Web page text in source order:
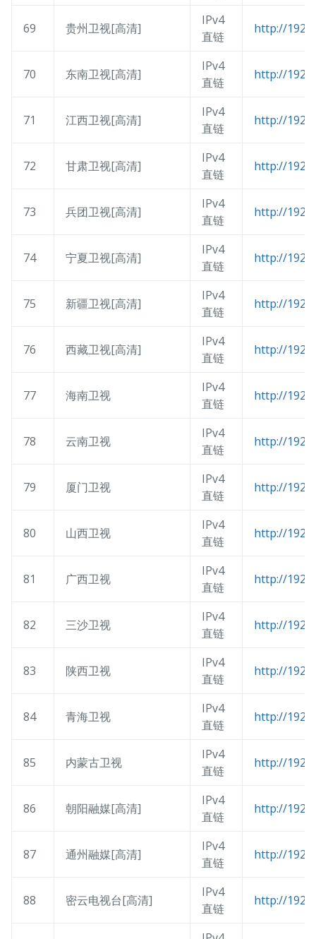
69 贵州卫视[高清]
IPv4
直链
http://
70 东南卫视[高清]
IPv4
直链
http://
71 江西卫视[高清]
IPv4
直链
http://
72 甘肃卫视[高清]
IPv4
直链
http://
73 兵团卫视[高清]
IPv4
直链
http://
74 宁夏卫视[高清]
IPv4
直链
http://
75 新疆卫视[高清]
IPv4
直链
http://
76 西藏卫视[高清]
IPv4
直链
http://
77 海南卫视
IPv4
直链
http://
78 云南卫视
IPv4
直链
http://
79 厦门卫视
IPv4
直链
http://
80 山西卫视
IPv4
直链
http://
81 广西卫视
IPv4
直链
http://
82 三沙卫视
IPv4
直链
http://
83 陕西卫视
IPv4
直链
http://
84 青海卫视
IPv4
直链
http://
85 内蒙古卫视
IPv4
直链
http://
86 朝阳融媒[高清]
IPv4
直链
http://
87 通州融媒[高清]
IPv4
直链
http://
88 密云电视台[高清]
IPv4
直链
http://